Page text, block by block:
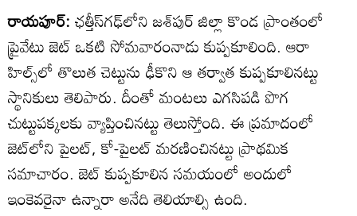
రాయపూర్:ఛత్తీస్‌గఢ్‌లోని జశ్‌పుర్ జిల్లా కొండ ప్రాంతంలో
ప్రైవేటు జెట్ ఒకటి సోమవారంనాడు కుప్పకూలింది. ఆరా
హిల్స్‌లో తొలుత చెట్టును ఢీకొని ఆ తర్వాత కుప్పకూలినట్టు
స్థానికులు తెలిపారు. దీంతో మంటలు ఎగసిపడి పొగ
చుట్టుపక్కలకు వ్యాప్తించినట్టు తెలుస్తోంది. ఈ ప్రమాదంలో
జెట్‌లోని పైలట్, కో-పైలట్ మరణించినట్టు ప్రాథమిక
సమాచారం. జెట్ కుప్పకూలిన సమయంలో అందులో
ఇంకెవరైనా ఉన్నారా అనేది తెలియాల్సి ఉంది.